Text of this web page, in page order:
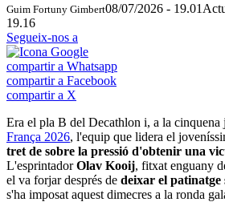
Guim Fortuny Gimbert08/07/2026 - 19.01
19.16
Segueix-nos a
compartir a Whatsapp
compartir a Facebook
compartir a X
Era el pla B del Decathlon i, a la cinquena
França 2026, l'equip que lidera el
tret de sobre la pressió d'obtenir una
L'esprintadorOlav Kooij, fitxat enguany
el va forjar després de deixar el patinatge
s'ha imposat aquest dimecres a la ronda